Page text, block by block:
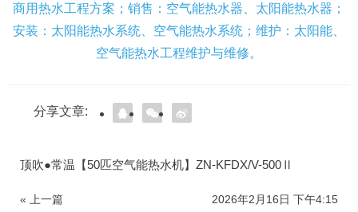
商用热水工程方案；销售：空气能热水器、太阳能热水器；
安装：太阳能热水系统、空气能热水系统；维护：太阳能、
空气能热水工程维护与维修。
分享文章:
顶吹●常温【50匹空气能热水机】ZN-KFDX/V-500Ⅱ
« 上一篇 2026年2月16日 下午4:15